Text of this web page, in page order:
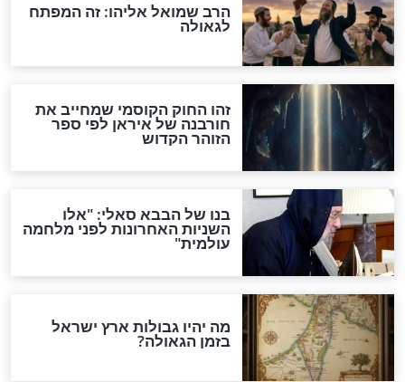
מה יהיה בימות המשיח?
"לפני הגאולה תהיה אפיקורסות
והכחשה גדולה מאוד של
האמונה"
האם לאחר בוא המשיח יהיה